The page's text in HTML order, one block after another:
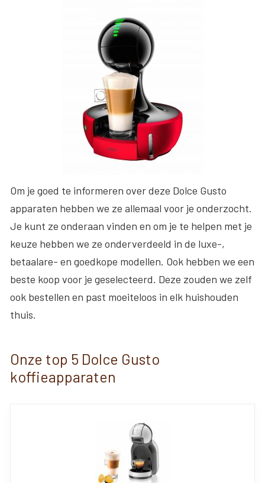
Om je goed te informeren over deze Dolce Gusto
apparaten hebben we ze allemaal voor je onderzocht.
Je kunt ze onderaan vinden en om je te helpen met je
keuze hebben we ze onderverdeeld in de luxe-,
betaalare- en goedkope modellen. Ook hebben we een
beste koop voor je geselecteerd. Deze zouden we zelf
ook bestellen en past moeiteloos in elk huishouden
thuis.
Onze top 5 Dolce Gusto
koffieapparaten